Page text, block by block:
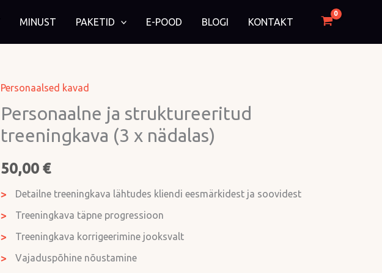
MINUST PAKETID E-POOD BLOGI KONTAKT
Personaalsed kavad
Personaalne ja struktureeritud
treeningkava (3 x nädalas)
50,00 €
Detailne treeningkava lähtudes kliendi eesmärkidest ja soovidest
Treeningkava täpne progressioon
Treeningkava korrigeerimine jooksvalt
Vajaduspõhine nõustamine
Personaalne
ja
struktureeritud
treeningkava
(3
nädalas)
kogus